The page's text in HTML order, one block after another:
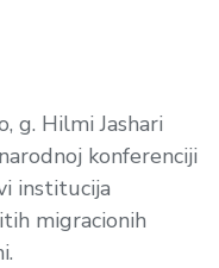
g. Hilmi Jashari
konferenciji
institucija
migracionih